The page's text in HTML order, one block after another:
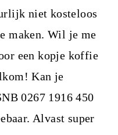
niet kosteloos
maken. Wil je me
een kopje koffie
Kan je
0267 1916 450
Alvast super